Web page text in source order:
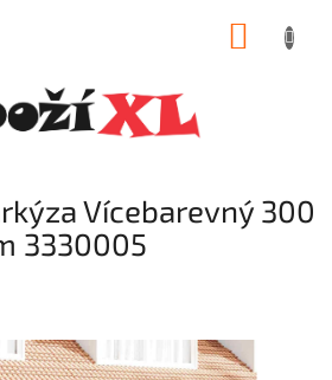
Vícebarevný 300
3330005